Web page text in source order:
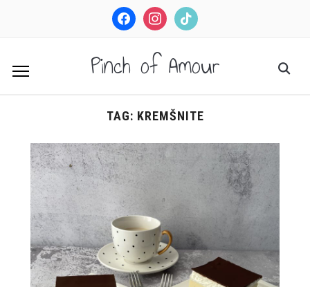
facebookinstagramtiktok
Pinch of Amour
TAG: KREMŠNITE